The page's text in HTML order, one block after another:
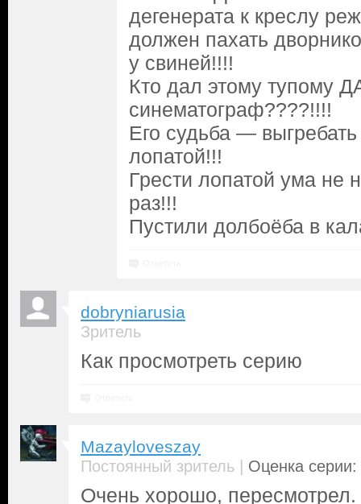
дегенерата к креслу
должен пахать
у свиней!!!!
Кто дал этому тупому
синематограф????!!!!
Его судьба —
лопатой!!!
Грести лопатой ума не
раз!!!
Пустили долбоёба в
dobryniarusia
Зритель
Как просмотреть серию
Mazayloveszay
Постоянный зритель | Оценка серии:
Очень хорошо, пересмотрел.